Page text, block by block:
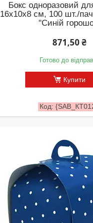
Бокс одноразовий
16х10х8 см, 100 шт./
"Синій
871,50 ₴
Готово до
Купити